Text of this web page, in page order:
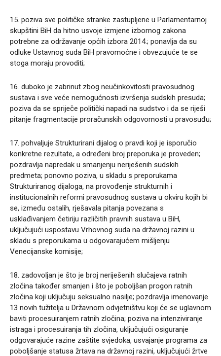
15. poziva sve političke stranke zastupljene u Parlamentarnoj
skupštini BiH da hitno usvoje izmjene izbornog zakona
potrebne za održavanje općih izbora 2014.; ponavlja da su
odluke Ustavnog suda BiH pravomoćne i obvezujuće te se
stoga moraju provoditi;
16. duboko je zabrinut zbog neučinkovitosti pravosudnog
sustava i sve veće nemogućnosti izvršenja sudskih presuda;
poziva da se spriječe politički napadi na sudstvo i da se riješi
pitanje fragmentacije proračunskih odgovornosti u pravosuđu;
17. pohvaljuje Strukturirani dijalog o pravdi koji je isporučio
konkretne rezultate, a određeni broj preporuka je proveden;
pozdravlja napredak u smanjenju neriješenih sudskih
predmeta; ponovno poziva, u skladu s preporukama
Strukturiranog dijaloga, na provođenje strukturnih i
institucionalnih reformi pravosudnog sustava u okviru kojih bi
se, između ostalih, rješavala pitanja povezana s
usklađivanjem četiriju različitih pravnih sustava u BiH,
uključujući uspostavu Vrhovnog suda na državnoj razini u
skladu s preporukama u odgovarajućem mišljenju
Venecijanske komisije;
18. zadovoljan je što je broj neriješenih slučajeva ratnih
zločina također smanjen i što je poboljšan progon ratnih
zločina koji uključuju seksualno nasilje; pozdravlja imenovanje
13 novih tužitelja u Državnom odvjetništvu koji će se uglavnom
baviti procesuiranjem ratnih zločina; poziva na intenziviranje
istraga i procesuiranja tih zločina, uključujući osiguranje
odgovarajuće razine zaštite svjedoka, usvajanje programa za
poboljšanje statusa žrtava na državnoj razini, uključujući žrtve